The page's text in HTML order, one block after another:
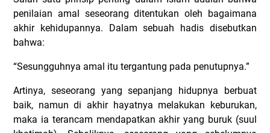
penilaian amal seseorang ditentukan oleh bagaimana
akhir kehidupannya. Dalam sebuah hadis disebutkan
bahwa:
“Sesungguhnya amal itu tergantung pada penutupnya.”
Artinya, seseorang yang sepanjang hidupnya berbuat
baik, namun di akhir hayatnya melakukan keburukan,
maka ia terancam mendapatkan akhir yang buruk (suul